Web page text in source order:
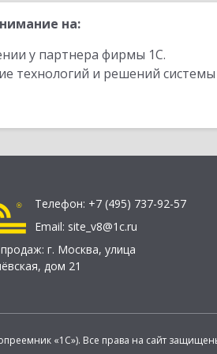
на:
у партнера фирмы 1С.
технологий и решений
Телефон: +7 (495) 737-92-57
Email: site_v8@1c.ru
г. Москва, улица
дом 21
«1С»). Все права на сайт